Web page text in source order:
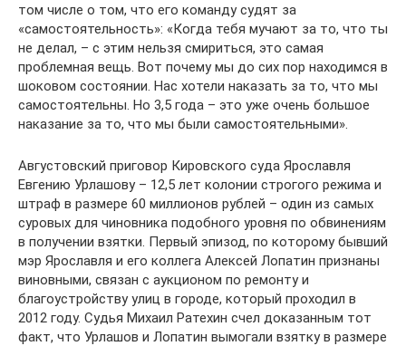
том числе о том, что его команду судят за
«самостоятельность»: «Когда тебя мучают за то, что ты
не делал, – с этим нельзя смириться, это самая
проблемная вещь. Вот почему мы до сих пор находимся в
шоковом состоянии. Нас хотели наказать за то, что мы
самостоятельны. Но 3,5 года – это уже очень большое
наказание за то, что мы были самостоятельными».
Августовский приговор Кировского суда Ярославля
Евгению Урлашову – 12,5 лет колонии строгого режима и
штраф в размере 60 миллионов рублей – один из самых
суровых для чиновника подобного уровня по обвинениям
в получении взятки. Первый эпизод, по которому бывший
мэр Ярославля и его коллега Алексей Лопатин признаны
виновными, связан с аукционом по ремонту и
благоустройству улиц в городе, который проходил в
2012 году. Судья Михаил Ратехин счел доказанным тот
факт, что Урлашов и Лопатин вымогали взятку в размере